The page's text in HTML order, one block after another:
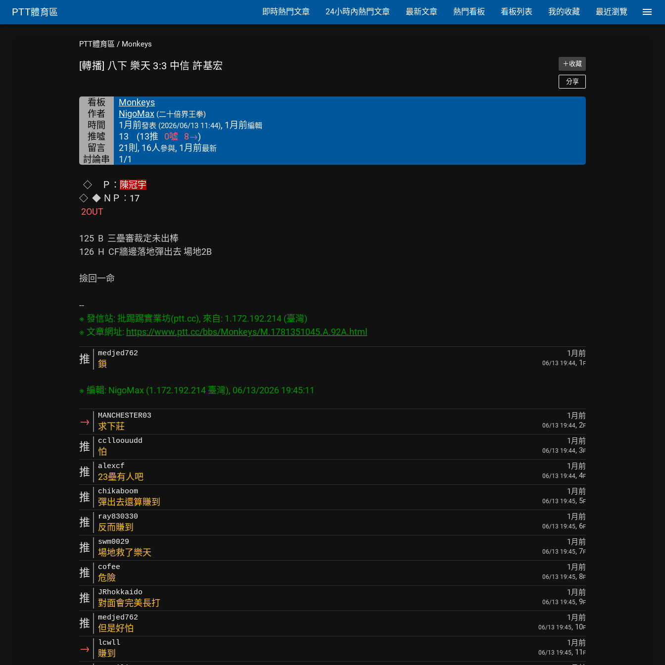
PTT體育區 即時熱門文章 24小時內熱門文章 最新文章 熱門看板 看板列表 我的收藏 最近瀏覽
PTT體育區 / Monkeys
[轉播] 八下 樂天 3:3 中信 許基宏 ＋收藏
分享
看板
Monkeys
作者
NigoMax (二十倍界王拳)
時間 1月前發表 (2026/06/13 11:44), 1月前編輯
推噓 13 (13推 0噓 8→)
留言
21則, 16人參與, 1月前最新
討論串 1/1
◇ Ｐ： 陳冠宇
◇
  ◆
ＮＰ ： 17
2OUT
125  B  三壘審裁定未出棒
126  H  CF牆邊落地彈出去 場地2B
撿回一命
※ 發信站: 批踢踢實業坊(ptt.cc), 來自: 1.172.192.214 (臺灣)
※ 文章網址: https://www.ptt.cc/bbs/Monkeys/M.1781351045.A.92A.html
推 medjed762 1月前
鎖 06/13 19:44, 1 F
→ MANCHESTER03 1月前
求下莊 06/13 19:44, 2F
推 cclloouudd 1月前
怕 06/13 19:44, 3F
推 alexcf 1月前
23壘有人吧 06/13 19:44, 4F
推 chikaboom 1月前
彈出去還算賺到 06/13 19:45, 5F
推 ray830330 1月前
反而賺到 06/13 19:45, 6F
推 swm0029 1月前
場地救了樂天 06/13 19:45, 7F
推 cofee 1月前
危險 06/13 19:45, 8F
推 JRhokkaido 1月前
對面會完美長打 06/13 19:45, 9F
推 medjed762 1月前
但是好怕 06/13 19:45, 10F
→ lcwll 1月前
賺到 06/13 19:45, 11 F